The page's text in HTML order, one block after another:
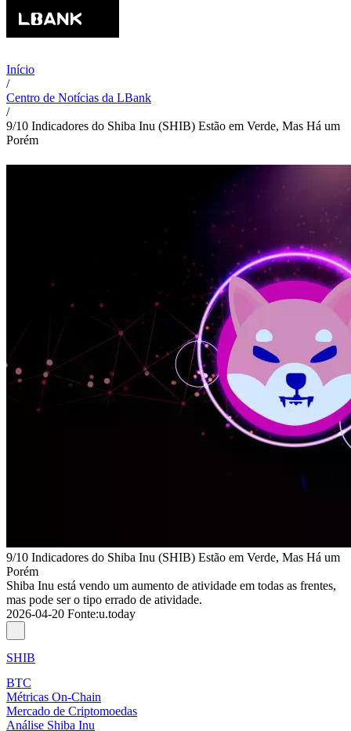
Início
/
Centro de Notícias da LBank
/
9/10 Indicadores do Shiba Inu (SHIB) Estão em Verde, Mas Há um
Porém
9/10 Indicadores do Shiba Inu (SHIB) Estão em Verde, Mas Há um
Porém
Shiba Inu está vendo um aumento de atividade em todas as frentes,
mas pode ser o tipo errado de atividade.
2026-04-20 Fonte:u.today
SHIB
BTC
Métricas On-Chain
Mercado de Criptomoedas
Análise Shiba Inu